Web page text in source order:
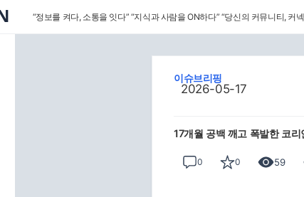
“정보를 켜다, 소통을 잇다” “지식과 사람을 ON하다” “당신의 커뮤니티, 커
이슈브리핑
2026-05-17
17개월 공백 깨고 폭발한 코
0 0 59